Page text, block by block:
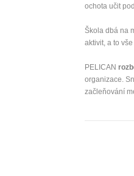
ochota učit
Škola dbá na
aktivit, a to
PELICAN
organizace.
začleňování